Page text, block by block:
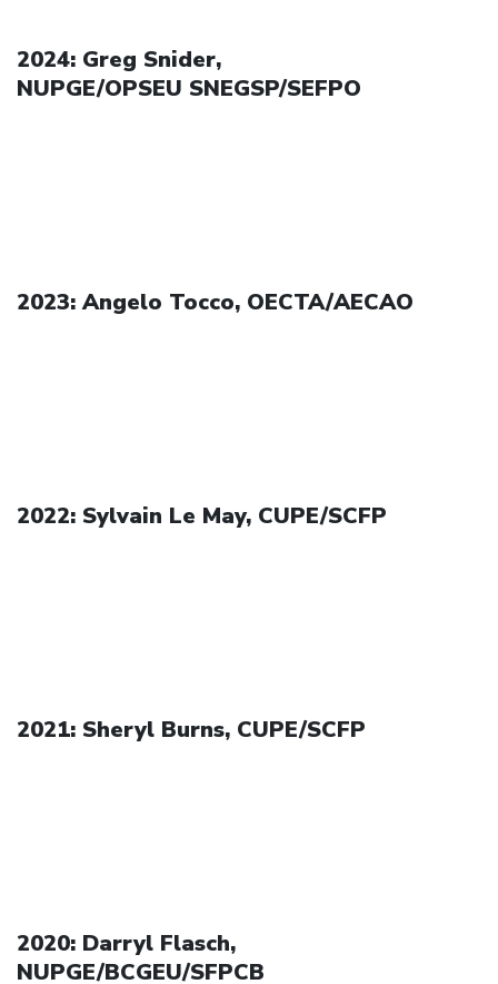
2024: Greg Snider,
NUPGE/OPSEU SNEGSP/SEFPO
2023: Angelo Tocco, OECTA/AECAO
2022: Sylvain Le May, CUPE/SCFP
2021: Sheryl Burns, CUPE/SCFP
2020: Darryl Flasch,
NUPGE/BCGEU/SFPCB